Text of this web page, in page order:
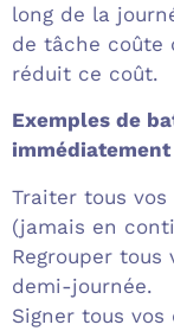
long de la
de tâche coûte
réduit ce coût.
Exemples de
immédiatement
Traiter tous
(jamais en
Regrouper
demi-journée.
Signer tous